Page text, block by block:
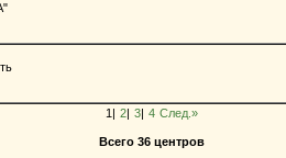
1| 2| 3| 4 След.»
Всего 36 центров